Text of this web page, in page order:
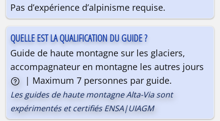
Randonnées alpines et glaciaires | 2
Pas d’expérience d’alpinisme requise.
QUELLE EST LA QUALIFICATION DU GUIDE ?
Guide de haute montagne sur les glaciers,
accompagnateur en montagne les autres jours
| Maximum 7 personnes par guide.
Les guides de haute montagne Alta-Via sont
expérimentés et certifiés ENSA|UIAGM